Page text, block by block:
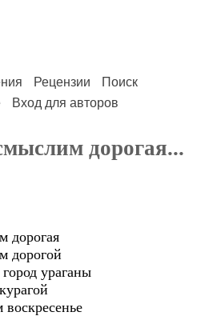
Рецензии
Поиск
Вход для авторов
дорогая...
дорогая
дорогой
ураганы